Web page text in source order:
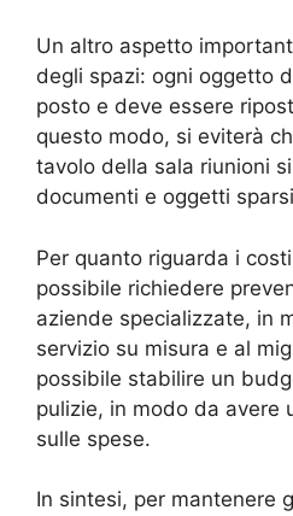
Un altro aspetto
degli spazi: ogni oggetto
posto e deve essere
questo modo, si eviterà
tavolo della sala riunioni
documenti e oggetti
Per quanto riguarda i
possibile richiedere
aziende specializzate, in
servizio su misura e al
possibile stabilire un
pulizie, in modo da avere
sulle spese.
In sintesi, per mantenere